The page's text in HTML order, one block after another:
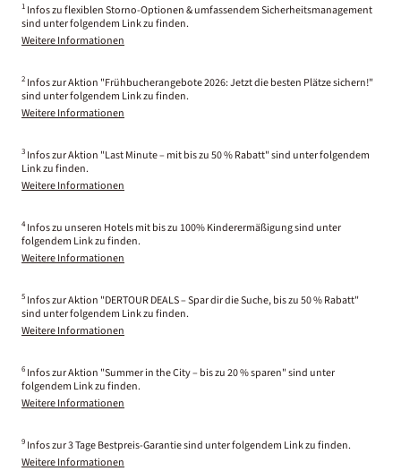
1 Infos zu flexiblen Storno-Optionen & umfassendem Sicherheitsmanagement
sind unter folgendem Link zu finden.
Weitere Informationen
2 Infos zur Aktion "Frühbucherangebote 2026: Jetzt die besten Plätze sichern!"
sind unter folgendem Link zu finden.
Weitere Informationen
3 Infos zur Aktion "Last Minute – mit bis zu 50 % Rabatt" sind unter folgendem
Link zu finden.
Weitere Informationen
4 Infos zu unseren Hotels mit bis zu 100% Kinderermäßigung sind unter
folgendem Link zu finden.
Weitere Informationen
5 Infos zur Aktion "DERTOUR DEALS – Spar dir die Suche, bis zu 50 % Rabatt"
sind unter folgendem Link zu finden.
Weitere Informationen
6 Infos zur Aktion "Summer in the City – bis zu 20 % sparen" sind unter
folgendem Link zu finden.
Weitere Informationen
9 Infos zur 3 Tage Bestpreis-Garantie sind unter folgendem Link zu finden.
Weitere Informationen